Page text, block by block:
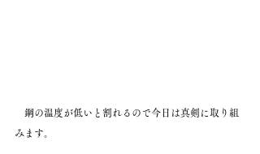
鋼の温度が低いと割れるので今日は真剣に取り組
みます。